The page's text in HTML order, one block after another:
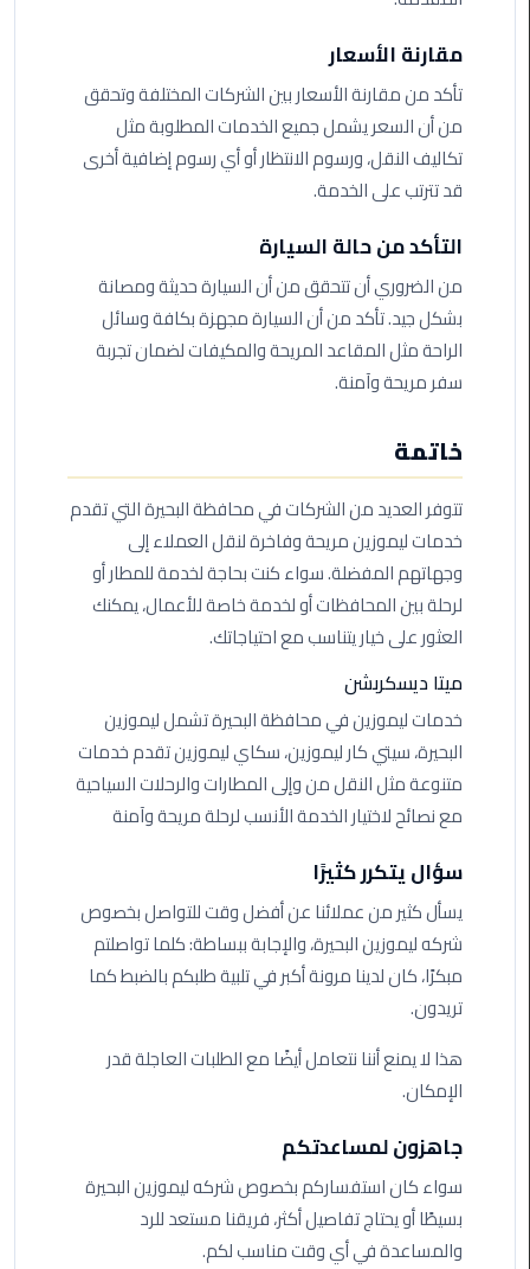
بالسائق
ليموزين
العلمين
الجديدة
ليموزين
الاسكندريه
تاكسي
المطار
ليموزين
الاسكندريه
الشيخ
تاكسي
مطار
القاهرة
ليموزين
مطروح
ليموزين
المطار
ليموزين
الأحمر
القاهرة
ليموزين
مطار
مقارنة الأسعار
تأكد من مقارنة الأسعار بين الشركات المختلفة وتحقق
من أن السعر يشمل جميع الخدمات المطلوبة مثل
تكاليف النقل، ورسوم الانتظار أو أي رسوم إضافية أخرى
قد تترتب على الخدمة.
التأكد من حالة السيارة
من الضروري أن تتحقق من أن السيارة حديثة ومصانة
بشكل جيد. تأكد من أن السيارة مجهزة بكافة وسائل
الراحة مثل المقاعد المريحة والمكيفات لضمان تجربة
سفر مريحة وآمنة.
خاتمة
تتوفر العديد من الشركات في محافظة البحيرة التي تقدم
خدمات ليموزين مريحة وفاخرة لنقل العملاء إلى
وجهاتهم المفضلة. سواء كنت بحاجة لخدمة للمطار أو
لرحلة بين المحافظات أو لخدمة خاصة للأعمال، يمكنك
العثور على خيار يتناسب مع احتياجاتك.
ميتا ديسكربشن
خدمات ليموزين في محافظة البحيرة تشمل ليموزين
البحيرة، سيتي كار ليموزين، سكاي ليموزين تقدم خدمات
متنوعة مثل النقل من وإلى المطارات والرحلات السياحية
مع نصائح لاختيار الخدمة الأنسب لرحلة مريحة وآمنة
سؤال يتكرر كثيرًا
يسأل كثير من عملائنا عن أفضل وقت للتواصل بخصوص
شركه ليموزين البحيرة، والإجابة ببساطة: كلما تواصلتم
مبكرًا، كان لدينا مرونة أكبر في تلبية طلبكم بالضبط كما
تريدون.
هذا لا يمنع أننا نتعامل أيضًا مع الطلبات العاجلة قدر
الإمكان.
جاهزون لمساعدتكم
سواء كان استفساركم بخصوص شركه ليموزين البحيرة
بسيطًا أو يحتاج تفاصيل أكثر، فريقنا مستعد للرد
والمساعدة في أي وقت مناسب لكم.